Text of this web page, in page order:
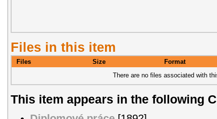
Files in this item
Files Size
Format
There are no files associated with
This item appears in the following